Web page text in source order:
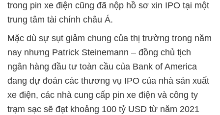
trong pin xe điện cũng đã nộp hồ sơ xin IPO tại một
trung tâm tài chính châu Á.
Mặc dù sự sụt giảm chung của thị trường trong năm
nay nhưng Patrick Steinemann – đồng chủ tịch
ngân hàng đầu tư toàn cầu của Bank of America
đang dự đoán các thương vụ IPO của nhà sản xuất
xe điện, các nhà cung cấp pin xe điện và công ty
trạm sạc sẽ đạt khoảng 100 tỷ USD từ năm 2021